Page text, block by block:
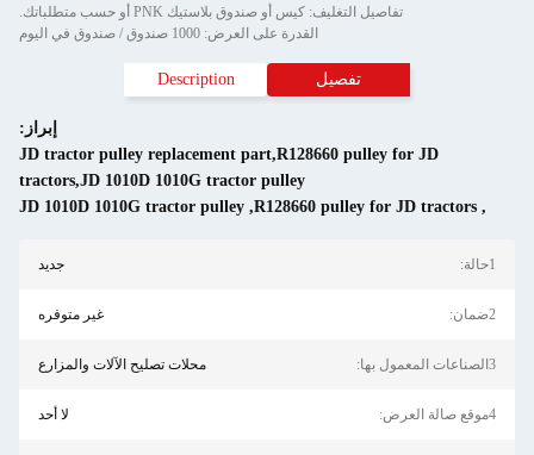
تفاصيل التغليف: كيس أو صندوق بلاستيك PNK أو حسب متطلباتك.
القدرة على العرض: 1000 صندوق / صندوق في اليوم
تفصيل Description
إبراز:
JD tractor pulley replacement part,R128660 pulley for JD
tractors,JD 1010D 1010G tractor pulley
,
R128660 pulley for JD tractors
,
JD 1010D 1010G tractor pulley
1حالة: جديد
2ضمان: غير متوفره
3الصناعات المعمول بها: محلات تصليح الآلات والمزارع
4موقع صالة العرض: لا أحد